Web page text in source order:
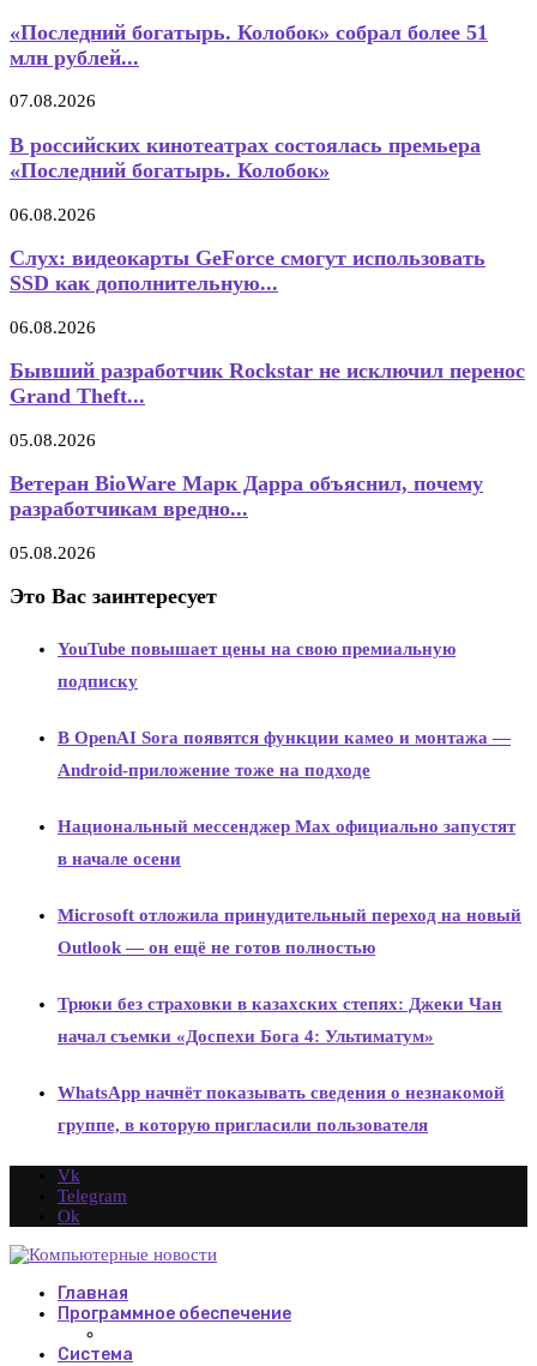
«Последний богатырь. Колобок» собрал более 51
млн рублей...
07.08.2026
В российских кинотеатрах состоялась премьера
«Последний богатырь. Колобок»
06.08.2026
Слух: видеокарты GeForce смогут использовать
SSD как дополнительную...
06.08.2026
Бывший разработчик Rockstar не исключил перенос
Grand Theft...
05.08.2026
Ветеран BioWare Марк Дарра объяснил, почему
разработчикам вредно...
05.08.2026
Это Вас заинтересует
YouTube повышает цены на свою премиальную
подписку
В OpenAI Sora появятся функции камео и монтажа —
Android-приложение тоже на подходе
Национальный мессенджер Max официально запустят
в начале осени
Microsoft отложила принудительный переход на новый
Outlook — он ещё не готов полностью
Трюки без страховки в казахских степях: Джеки Чан
начал съемки «Доспехи Бога 4: Ультиматум»
WhatsApp начнёт показывать сведения о незнакомой
группе, в которую пригласили пользователя
Vk
Telegram
Ok
Главная
Программное обеспечение
Система